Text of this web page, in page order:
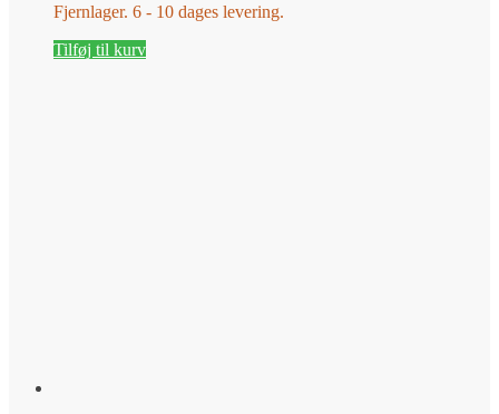
Fjernlager. 6 - 10 dages levering.
Tilføj til kurv